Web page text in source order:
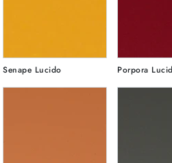
Senape Lucido Porpora